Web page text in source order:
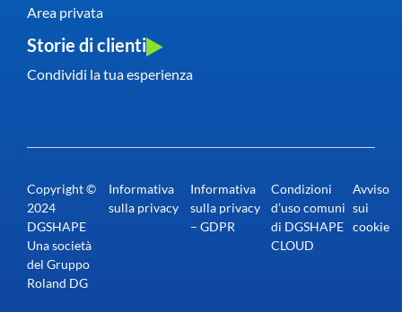
Area privata
Storie di clienti
Condividi la tua esperienza
Copyright ©
2024
DGSHAPE
Una società
del Gruppo
Roland DG
Informativa
sulla privacy
Informativa
sulla privacy
– GDPR
Condizioni
d’uso comuni
di DGSHAPE
CLOUD
Avviso
sui
cookie